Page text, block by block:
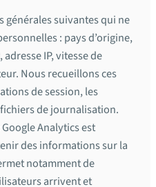
générales suivantes qui ne
: pays d’origine,
IP, vitesse de
Nous recueillons ces
de session, les
de journalisation.
Analytics est
des informations sur la
notamment de
arrivent et